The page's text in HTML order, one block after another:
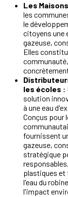
Les
les
le
citoyens une
gazeuse,
Elles
les écoles :
solution
à une eau
Conçus pour
fournissent
gazeuse,
stratégique
plastiques et
l'eau du
l'impact